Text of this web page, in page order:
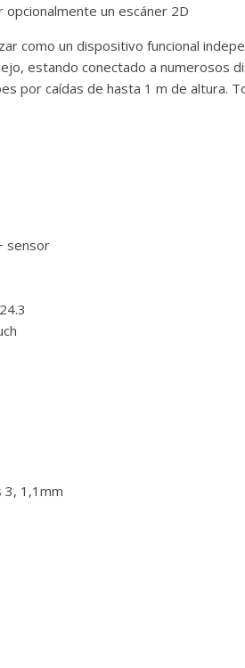
un escáner 2D
como un dispositivo funcional
estando conectado a numerosos
por caídas de hasta 1 m de altura.
sensor
3, 1,1mm